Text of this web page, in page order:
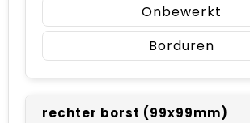
Onbewerkt
Borduren
rechter borst (99x99mm)